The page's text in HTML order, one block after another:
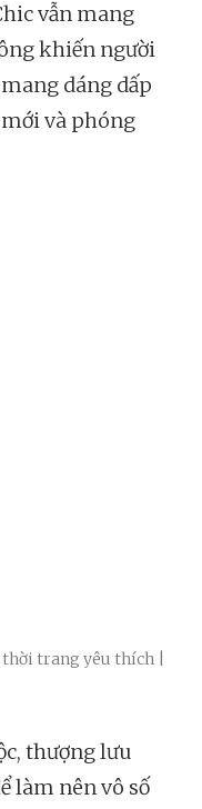
vẫn mang
khiến người
dáng dấp
và phóng
trang yêu thích |
thượng lưu
làm nên vô số